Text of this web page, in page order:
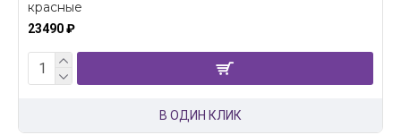
красные
23490 ₽
В ОДИН КЛИК